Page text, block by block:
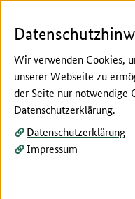
Hier beginnt der Hauptinhalt
CLEVER
Auf der
dem sich Bonn.realis als
Ergebnisse der
Wir verwenden Cookies,
unserer Webseite zu
der Seite nur notwendige
Datenschutzerklärung.
Datenschutzerklärung
Impressum